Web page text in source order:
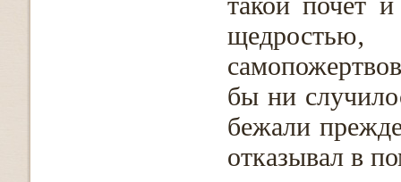
бы ни
бежали
отказывал в